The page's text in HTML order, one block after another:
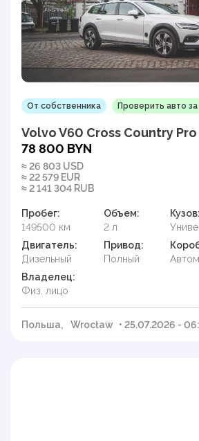
От собственника Проверить авто за
Volvo V60 Cross Country Pro
78 800 BYN
≈ 26 803 USD
≈ 22 579 EUR
≈ 2 141 304 RUB
Пробег:
149500 км
Объем:
2 л
Кузов:
Двигатель:
Дизельный
Привод:
Полный
Владелец:
Физ. лицо
Польша, Wrocław • 25.07.2026 -